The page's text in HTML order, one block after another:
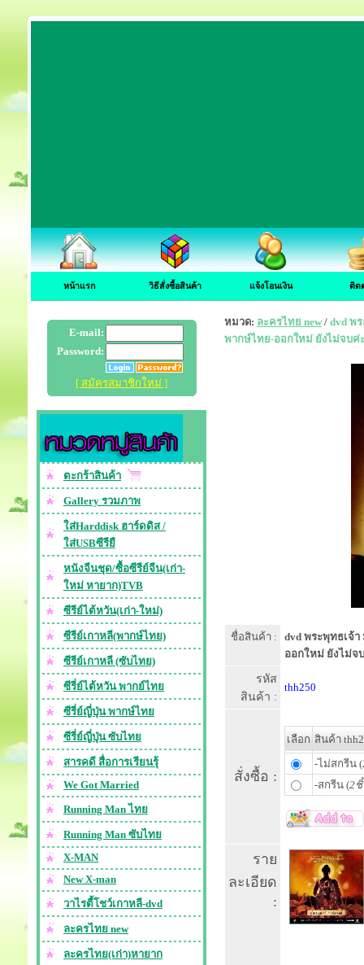
หน้าแรก วิธีสั่งซื้อสินค้า แจ้งโอนเงิน ติด
E-mail:
Password:
[ สมัครสมาชิกใหม่ ]
ตะกร้าสินค้า
Gallery รวมภาพ
ใส่Harddisk ฮาร์ดดิส /
ใส่USBซีรียื
หนังจีนชุด/ซื้อซีรีย์จีน(เก่า-
ใหม่ หายาก)TVB
ซีรีย์ไต้หวัน(เก่า-ใหม่)
ซีรีย์เกาหลี(พากษ์ไทย)
ซีรีย์เกาหลี (ซับไทย)
ซีรี่ย์ไต้หวัน พากย์ไทย
ซีรี่ย์ญี่ปุ่น พากษ์ไทย
ซีรี่ย์ญี่ปุ่น ซับไทย
สารคดี สื่อการเรียนรุ้
We Got Married
Running Man ไทย
Running Man ซับไทย
X-MAN
New X-man
วาไรตี้โชว์เกาหลี-dvd
ละครไทย new
ละครไทย(เก่า)หายาก
หมวด: ละครไทย new / dvd พ
พากษ์ไทย-ออกใหม่ ยังไม่จบค่
ชื่อสินค้า :
dvd พระพุทธเจ้
ออกใหม่ ยังไม่จ
รหัส
สินค้า :
thh250
สั่งซื้อ :
เลือก สินค้า
-ไม่สกรีน (
-สกรีน (2
ราย
ละเอียด
: